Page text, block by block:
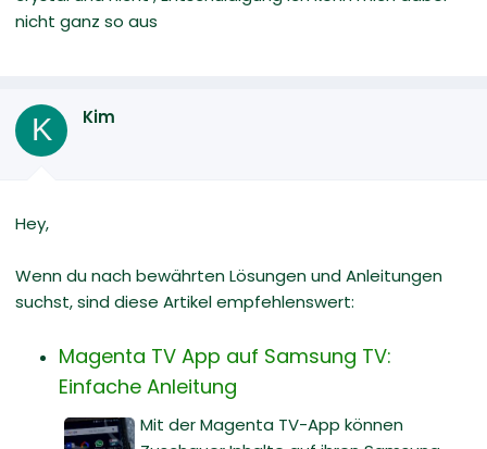
nicht ganz so aus
K Kim
Hey,
Wenn du nach bewährten Lösungen und Anleitungen
suchst, sind diese Artikel empfehlenswert:
Magenta TV App auf Samsung TV:
Einfache Anleitung
Mit der Magenta TV-App können